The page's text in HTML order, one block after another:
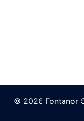
© 2026 Fontanor